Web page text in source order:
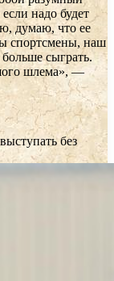
надо будет
думаю, что ее
спортсмены, наш
сыграть.
шлема», —
без